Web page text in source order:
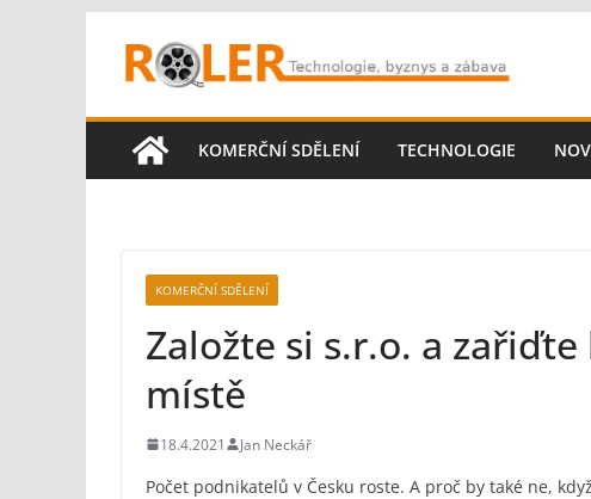
KOMERČNÍ SDĚLENÍ TECHNOLOGIE
KOMERČNÍ SDĚLENÍ
Založte si s.r.o. a
místě
18.4.2021 Jan Neckář
Počet podnikatelů v Česku roste. A proč by také ne,